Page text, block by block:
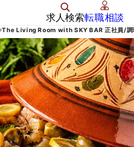
求人検索転職相談
The Living Room with SKY BAR 正社員/調